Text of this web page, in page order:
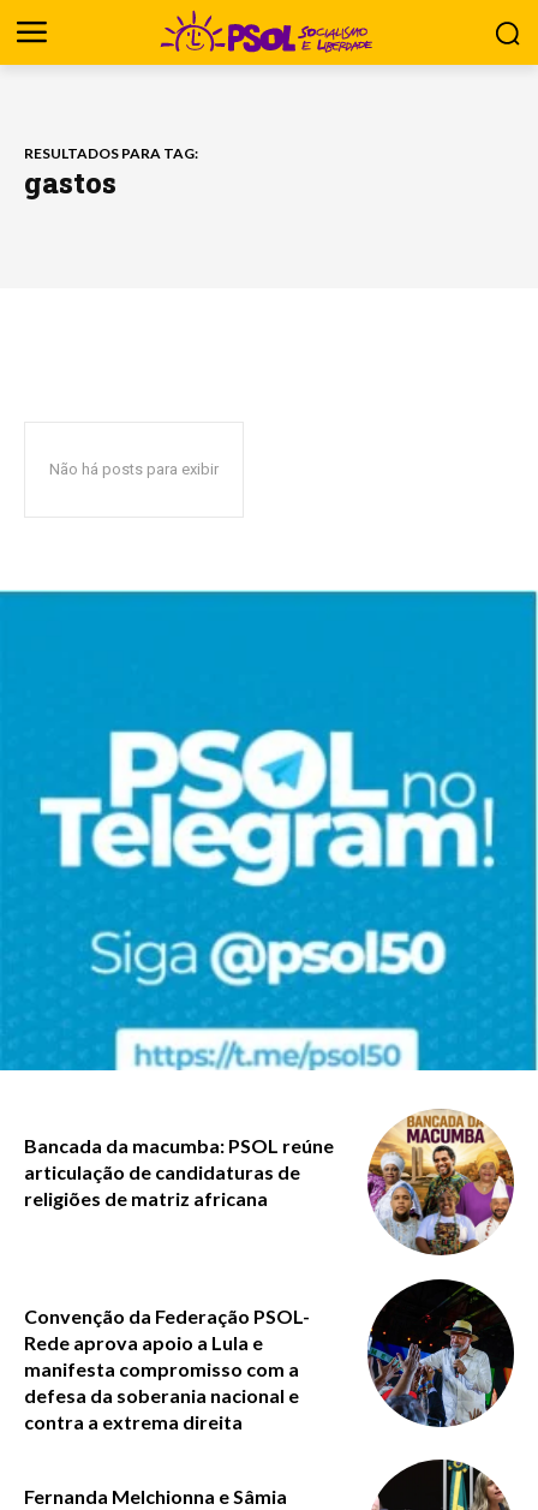
RESULTADOS PARA TAG:
gastos
Não há posts para exibir
Bancada da macumba: PSOL reúne
articulação de candidaturas de
religiões de matriz africana
Convenção da Federação PSOL-
Rede aprova apoio a Lula e
manifesta compromisso com a
defesa da soberania nacional e
contra a extrema direita
Fernanda Melchionna e Sâmia